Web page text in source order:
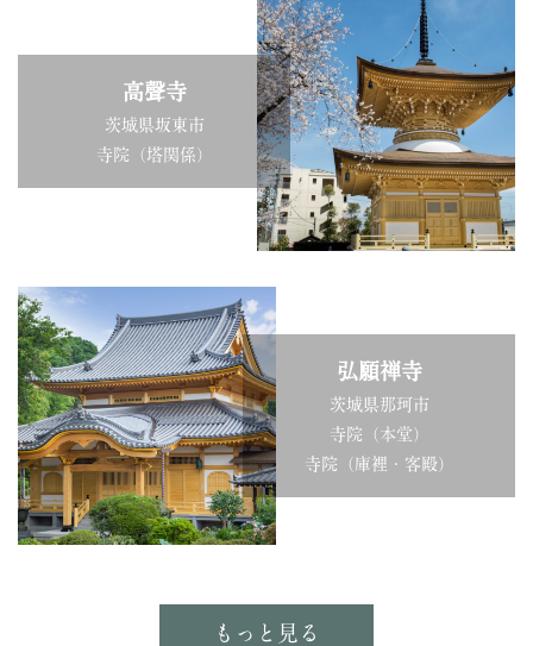
高聲寺
茨城県坂東市
寺院（塔関係）
弘願禅寺
茨城県那珂市
寺院（本堂）
寺院（庫裡・客殿）
もっと見る